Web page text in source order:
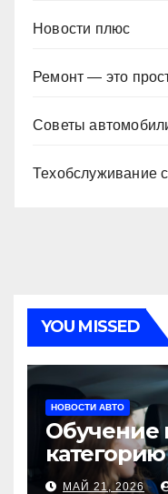
Новости плюс
Ремонт — это
Советы
Техобслуживание
YOU MISSED
НОВОСТИ АВТО
Обучение
для
МАЙ 21, 2026